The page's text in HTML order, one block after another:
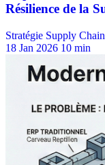
Stratégie Supply Chain
18 Jan 2026 10 min